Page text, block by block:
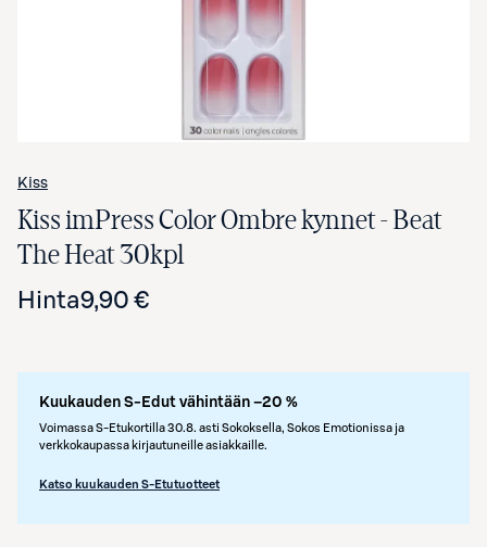
Kiss
Kiss imPress Color Ombre kynnet - Beat
The Heat 30kpl
Hinta9,90 €
Kuukauden S-Edut vähintään –20 %
Voimassa S-Etukortilla 30.8. asti Sokoksella, Sokos Emotionissa ja
verkkokaupassa kirjautuneille asiakkaille.
Katso kuukauden S-Etutuotteet